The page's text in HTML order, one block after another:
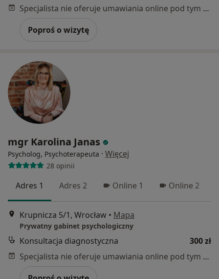
Specjalista nie oferuje umawiania online pod tym adresem.
Poproś o wizytę
mgr Karolina Janas
Psycholog, Psychoterapeuta · Więcej
28 opinii
Adres 1 Adres 2 Online 1 Online 2
Krupnicza 5/1, Wrocław • Mapa
Prywatny gabinet psychologiczny
Konsultacja diagnostyczna
300 zł
Specjalista nie oferuje umawiania online pod tym adresem.